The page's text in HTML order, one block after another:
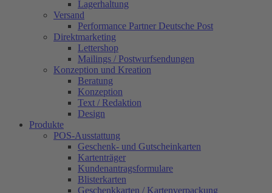
Lagerhaltung
Versand
Performance Partner Deutsche Post
Direktmarketing
Lettershop
Mailings / Postwurfsendungen
Konzeption und Kreation
Beratung
Konzeption
Text / Redaktion
Design
Produkte
POS-Ausstattung
Geschenk- und Gutscheinkarten
Kartenträger
Kundenantragsformulare
Blisterkarten
Geschenkkarten / Kartenverpackung